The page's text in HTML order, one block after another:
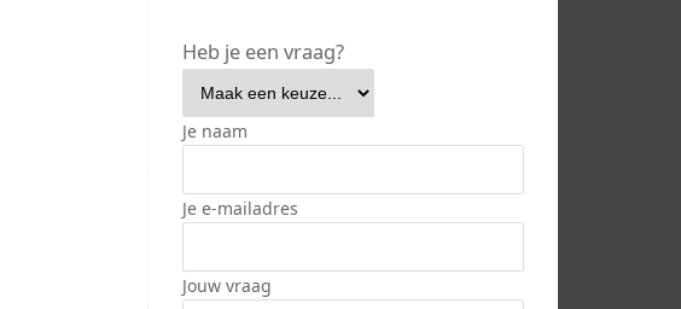
Heb je een vraag?
Je naam
Je e-mailadres
Jouw vraag